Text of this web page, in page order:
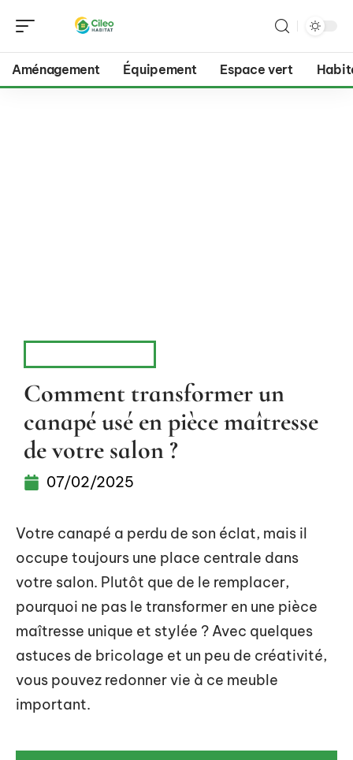
Aménagement Équipement Espace vert
Comment transformer un
canapé usé en pièce maîtresse
de votre salon ?
07/02/2025
Votre canapé a perdu de son éclat, mais il
occupe toujours une place centrale dans
votre salon. Plutôt que de le remplacer,
pourquoi ne pas le transformer en une pièce
maîtresse unique et stylée ? Avec quelques
astuces de bricolage et un peu de créativité,
vous pouvez redonner vie à ce meuble
important.